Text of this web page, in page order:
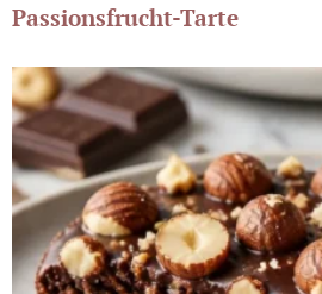
Passionsfrucht-Tarte